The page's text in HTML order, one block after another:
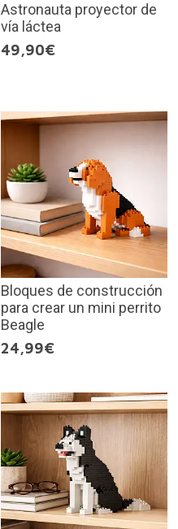
Astronauta proyector de
vía láctea
49,90€
Bloques de construcción
para crear un mini perrito
Beagle
24,99€